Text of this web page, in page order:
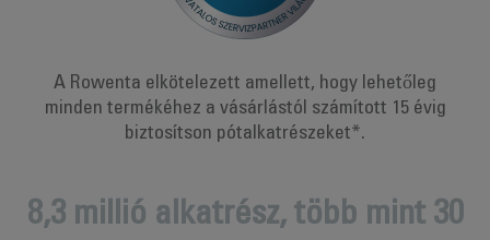
A Rowenta elkötelezett amellett, hogy lehetőleg
minden termékéhez a vásárlástól számított 15 évig
biztosítson pótalkatrészeket*.
8,3 millió alkatrész, több mint 30